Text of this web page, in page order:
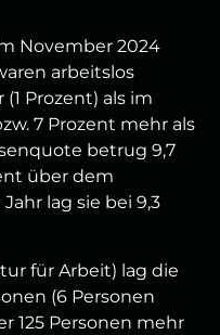
November 2024
arbeitslos
Prozent) als im
7 Prozent mehr als
betrug 9,7
über dem
lag sie bei 9,3
für Arbeit) lag die
(6 Personen
125 Personen mehr